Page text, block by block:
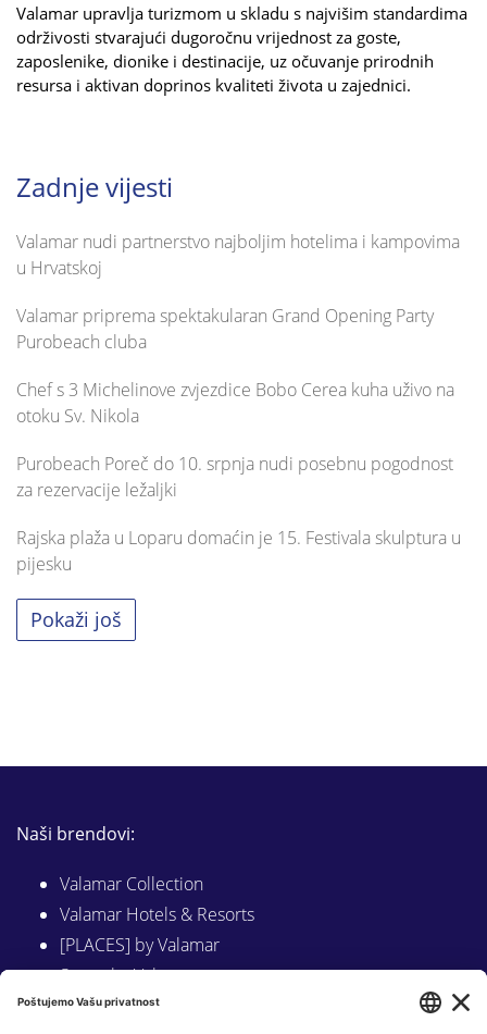
Valamar upravlja turizmom u skladu s najvišim standardima
održivosti stvarajući dugoročnu vrijednost za goste,
zaposlenike, dionike i destinacije, uz očuvanje prirodnih
resursa i aktivan doprinos kvaliteti života u zajednici.
Zadnje vijesti
Valamar nudi partnerstvo najboljim hotelima i kampovima
u Hrvatskoj
Valamar priprema spektakularan Grand Opening Party
Purobeach cluba
Chef s 3 Michelinove zvjezdice Bobo Cerea kuha uživo na
otoku Sv. Nikola
Purobeach Poreč do 10. srpnja nudi posebnu pogodnost
za rezervacije ležaljki
Rajska plaža u Loparu domaćin je 15. Festivala skulptura u
pijesku
Pokaži još
Naši brendovi:
Valamar Collection
Valamar Hotels & Resorts
[PLACES] by Valamar
Sunny by Valamar
Valamar Camping